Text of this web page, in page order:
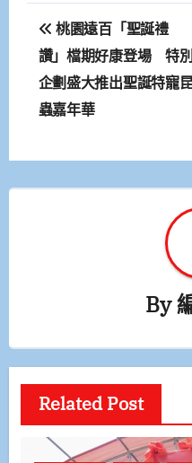
文
章
導
桃園遠百「聖誕禮
讚」檔期好康登場 特別
企劃盛大推出聖誕特寵
蟲嘉年華
By
Related Post